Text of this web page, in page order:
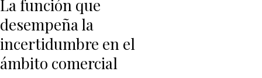
La función que
desempeña la
incertidumbre en el
ámbito comercial